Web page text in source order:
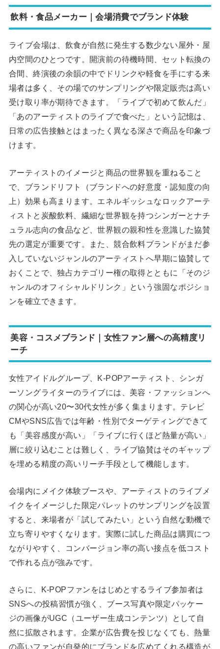
飲料・食品メーカー｜会場消費でブランド体験
ライブ会場は、飲食が自然に発生する数少ない屋外・屋
内空間のひとつです。開演前の待機時間、セット転換の
合間、終演後の余韻の中でドリンクや軽食を手にする来
場者は多く、その場でのサンプリングや限定販売は高い
受け取り率が期待できます。「ライブで初めて飲んだ」
「あのアーティストのライブで食べた」という記憶は、
日常の広告接触とはまったく異なる深さで商品を印象づ
けます。
アーティストのイメージと商品の世界観を重ねること
で、ブランドリフト（ブランドへの好意度・認知度の向
上）効果も高まります。エネルギッシュなロックアーテ
ィストと炭酸飲料、繊細な世界観を持つシンガーとナチ
ュラル志向の食品など、世界観の親和性を意識した協賛
先の選定が重要です。また、競合飲料ブランドがまだ参
入していないジャンルのアーティストへ早期に協賛して
おくことで、独占カテゴリー権の取得とともに「そのジ
ャンルのオフィシャルドリンク」という強固なポジショ
ンを確立できます。
美容・コスメブランド｜女性ファン層への高精度リ
ーチ
女性アイドルグループ、K-POPアーティスト、シンガ
ーソングライターのライブには、美容・ファッションへ
の関心が高い20〜30代女性が多く集まります。テレビ
CMやSNS広告では年齢・性別でターゲティングできて
も「美容感度が高い」「ライブに行くほど熱量が高い」
層に絞り込むことは難しく、ライブ協賛はそのギャップ
を埋める精度の高いリーチ手段として機能します。
会場内にメイク体験ブースや、アーティストのライブメ
イクをイメージした限定パレットのサンプリングを設置
すると、来場者が「試してみたい」という自然な動機で
立ち寄りやすくなります。実際に試した商品は購買につ
ながりやすく、コンバージョン率の高い接点を低コスト
で作れる点が強みです。
さらに、K-POPファンをはじめとするライブ参加者は
SNSへの投稿習慣が強く、ブース写真や限定パッケー
ジの画像がUGC（ユーザー生成コンテンツ）として自
然に拡散されます。企業が広告費を投じなくても、熱量
の高いファンが自発的にブランドを広めてくれる構造が